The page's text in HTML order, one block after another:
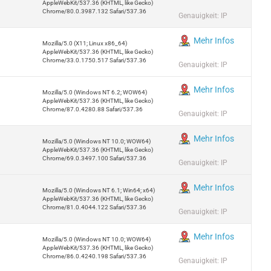
AppleWebKit/537.36 (KHTML, like Gecko)
Chrome/80.0.3987.132 Safari/537.36
Genauigkeit: IP
Mozilla/5.0 (X11; Linux x86_64)
AppleWebKit/537.36 (KHTML, like Gecko)
Chrome/33.0.1750.517 Safari/537.36
Mehr Infos
Genauigkeit: IP
Mozilla/5.0 (Windows NT 6.2; WOW64)
AppleWebKit/537.36 (KHTML, like Gecko)
Chrome/87.0.4280.88 Safari/537.36
Mehr Infos
Genauigkeit: IP
Mozilla/5.0 (Windows NT 10.0; WOW64)
AppleWebKit/537.36 (KHTML, like Gecko)
Chrome/69.0.3497.100 Safari/537.36
Mehr Infos
Genauigkeit: IP
Mozilla/5.0 (Windows NT 6.1; Win64; x64)
AppleWebKit/537.36 (KHTML, like Gecko)
Chrome/81.0.4044.122 Safari/537.36
Mehr Infos
Genauigkeit: IP
Mozilla/5.0 (Windows NT 10.0; WOW64)
AppleWebKit/537.36 (KHTML, like Gecko)
Chrome/86.0.4240.198 Safari/537.36
Mehr Infos
Genauigkeit: IP